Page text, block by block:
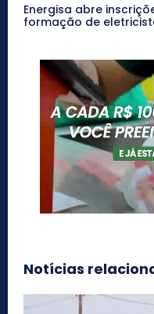
Energisa abre
formação de
Notícias